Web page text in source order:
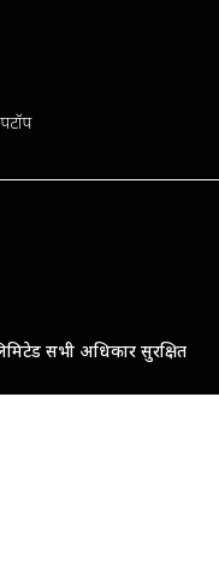
सभी अधिकार सुरक्षित